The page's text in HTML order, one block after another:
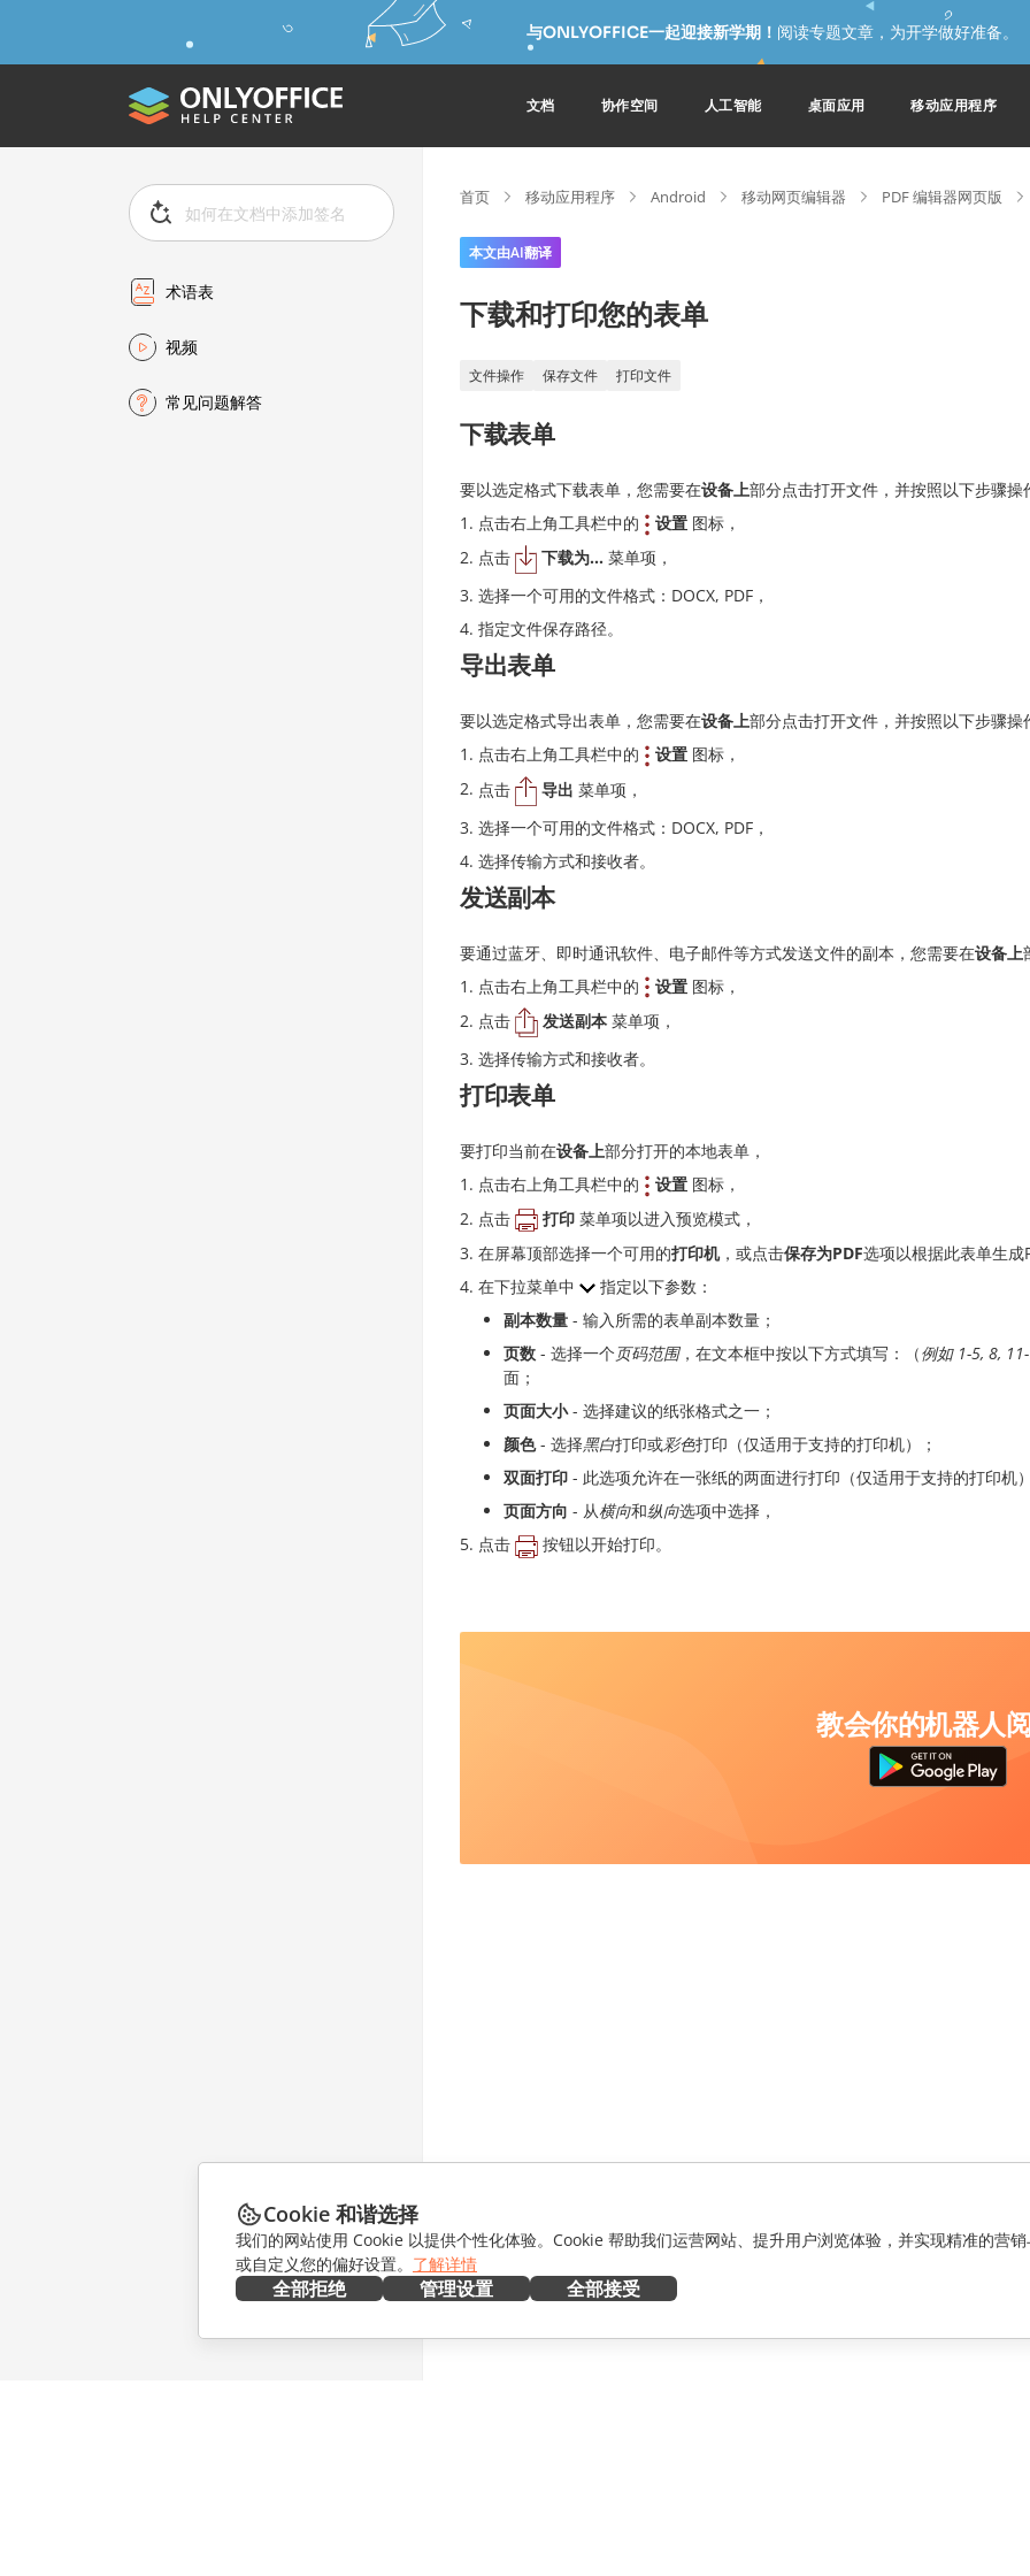
与ONLYOFFICE一起迎接新学期！ 阅读专题文章，为开学做好准备。
文档 协作空间 人工智能 桌面应用 移动应用程序
术语表
视频
常见问题解答
首页 移动应用程序 Android 移动网页编辑器 PDF 编辑器网页版
本文由AI翻译
下载和打印您的表单
文件操作 保存文件 打印文件
下载表单
要以选定格式下载表单，您需要在设备上部分点击打开文件，并按照以下步骤操
点击右上角工具栏中的
设置 图标，
点击
下载为... 菜单项，
选择一个可用的文件格式：DOCX, PDF，
指定文件保存路径。
导出表单
要以选定格式导出表单，您需要在设备上部分点击打开文件，并按照以下步骤操
点击右上角工具栏中的
设置 图标，
点击
导出 菜单项，
选择一个可用的文件格式：DOCX, PDF，
选择传输方式和接收者。
发送副本
要通过蓝牙、即时通讯软件、电子邮件等方式发送文件的副本，您需要在设备上
点击右上角工具栏中的
设置 图标，
点击
发送副本 菜单项，
选择传输方式和接收者。
打印表单
要打印当前在设备上部分打开的本地表单，
点击右上角工具栏中的
设置 图标，
点击
打印 菜单项以进入预览模式，
在屏幕顶部选择一个可用的打印机，或点击保存为PDF选项以根据此表单生成
在下拉菜单中
指定以下参数：
副本数量 - 输入所需的表单副本数量；
页数 - 选择一个 页码范围，在文本框中按以下方式填写：（例如 1-5, 8,
面；
页面大小- 选择建议的纸张格式之一；
颜色- 选择黑白打印或彩色打印（仅适用于支持的打印机）；
双面打印 - 此选项允许在一张纸的两面进行打印（仅适用于支持的打印机
页面方向 - 从横向和纵向选项中选择，
点击
按钮以开始打印。
教会你的机器人
Cookie 和谐选择
我们的网站使用 Cookie 以提供个性化体验。Cookie 帮助我们运营网站、提升用户浏览体验，并实现精准的营
或自定义您的偏好设置。 了解详情
全部拒绝 管理设置 全部接受